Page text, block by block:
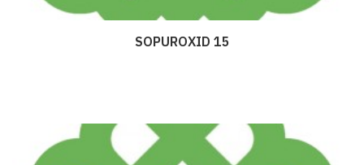
SOPUROXID 15